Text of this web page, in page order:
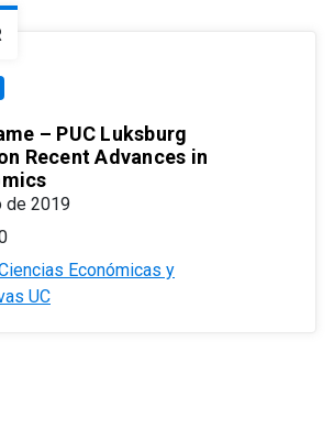
– PUC Luksburg
Recent Advances in
de 2019
Económicas y
UC